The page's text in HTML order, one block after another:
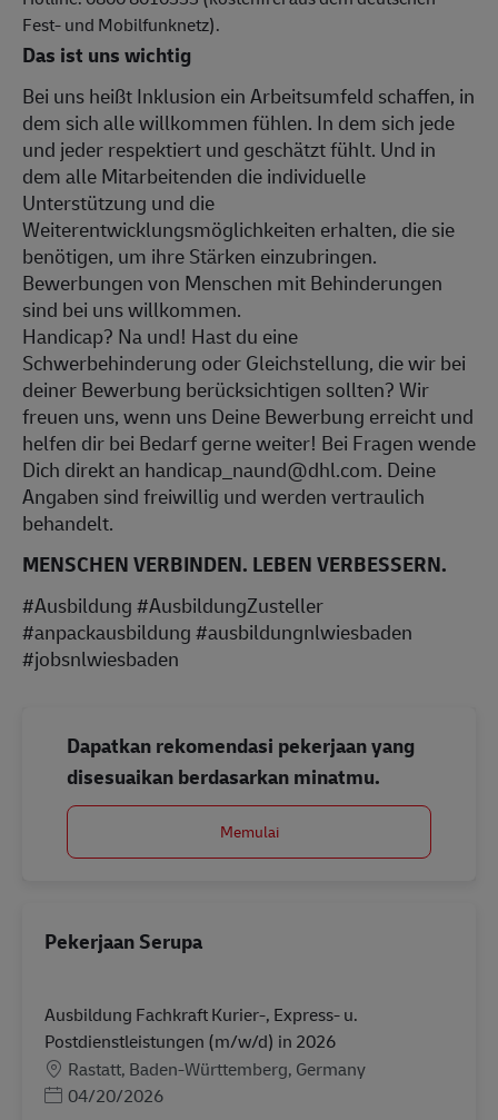
Fest- und Mobilfunknetz).
Das ist uns wichtig
Bei uns heißt Inklusion ein Arbeitsumfeld schaffen, in
dem sich alle willkommen fühlen. In dem sich jede
und jeder respektiert und geschätzt fühlt. Und in
dem alle Mitarbeitenden die individuelle
Unterstützung und die
Weiterentwicklungsmöglichkeiten erhalten, die sie
benötigen, um ihre Stärken einzubringen.
Bewerbungen von Menschen mit Behinderungen
sind bei uns willkommen.
Handicap? Na und! Hast du eine
Schwerbehinderung oder Gleichstellung, die wir bei
deiner Bewerbung berücksichtigen sollten? Wir
freuen uns, wenn uns Deine Bewerbung erreicht und
helfen dir bei Bedarf gerne weiter! Bei Fragen wende
Dich direkt an handicap_naund@dhl.com. Deine
Angaben sind freiwillig und werden vertraulich
behandelt.
MENSCHEN VERBINDEN. LEBEN VERBESSERN.
#Ausbildung #AusbildungZusteller
#anpackausbildung #ausbildungnlwiesbaden
#jobsnlwiesbaden
Dapatkan rekomendasi pekerjaan yang
disesuaikan berdasarkan minatmu.
Memulai
Pekerjaan Serupa
Ausbildung Fachkraft Kurier-, Express- u.
Postdienstleistungen (m/w/d) in 2026
LokasiRastatt, Baden-Württemberg, Germany
Posted Date
04/20/2026